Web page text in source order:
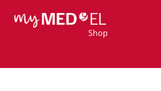
Shop